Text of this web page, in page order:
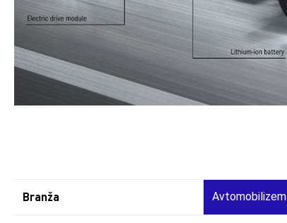
Branža Avtomobilizem